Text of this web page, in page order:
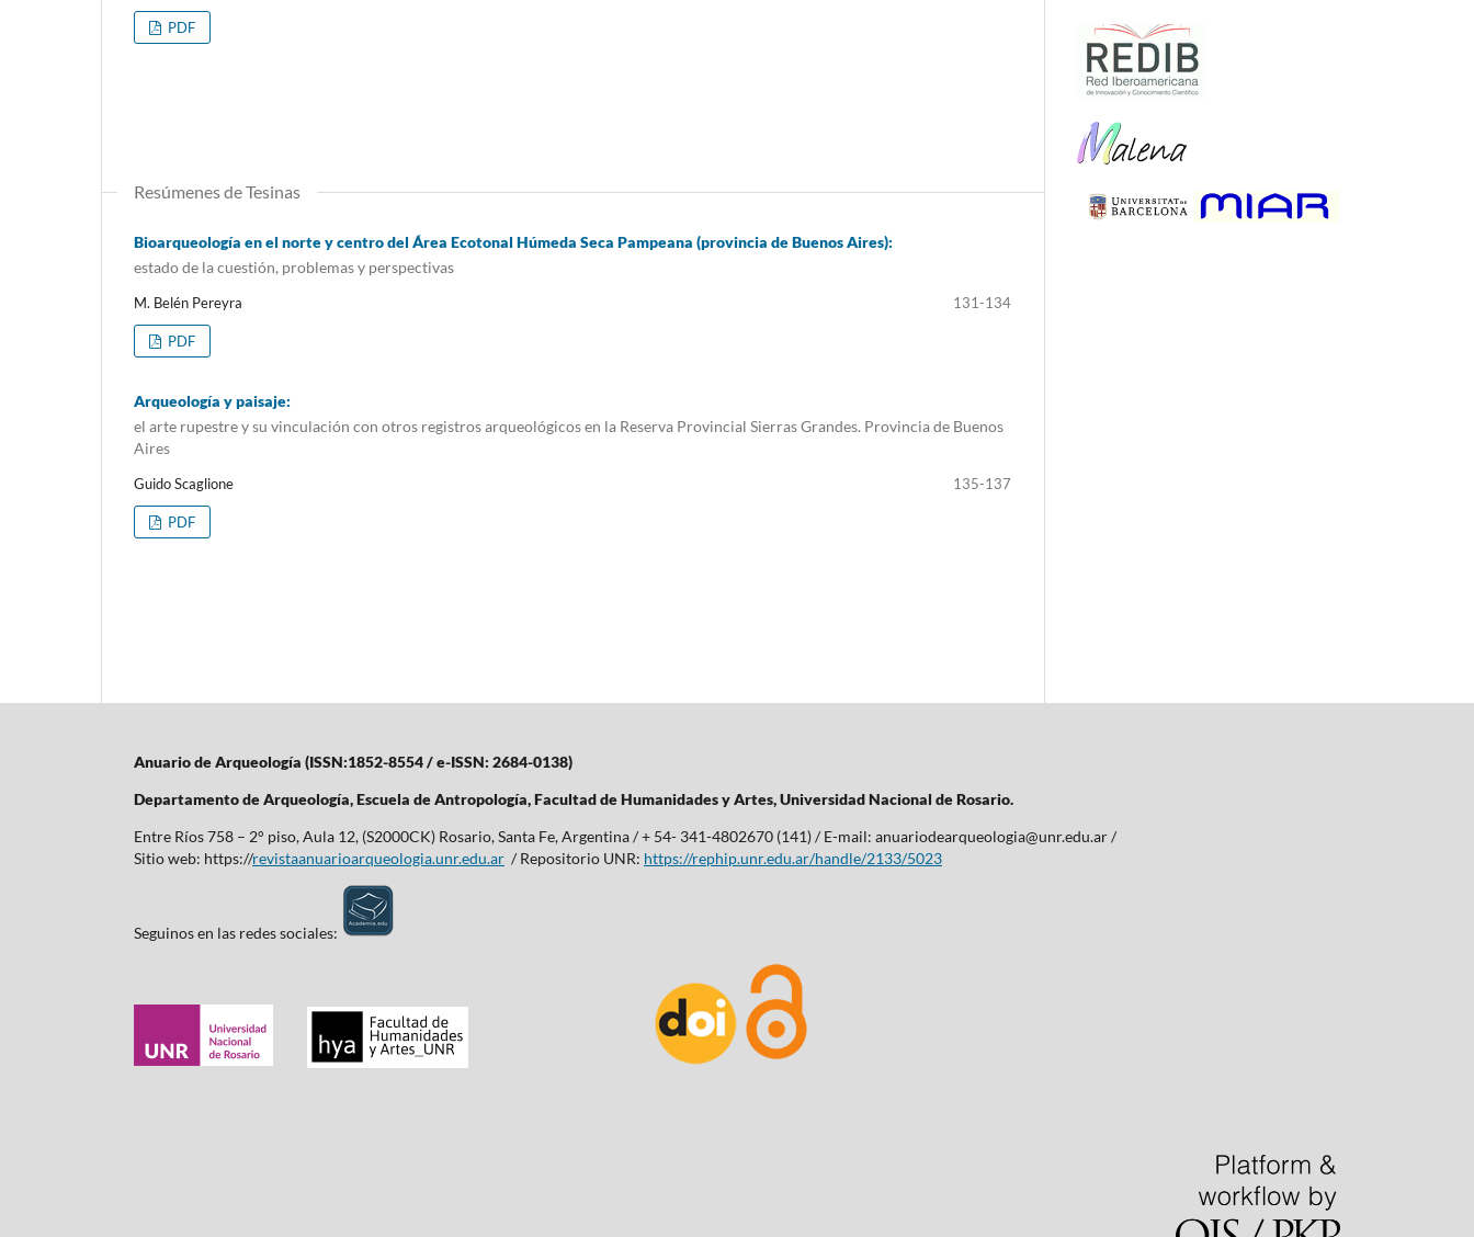
PDF
Resúmenes de Tesinas
Bioarqueología en el norte y centro del Área Ecotonal Húmeda Seca Pampeana (provincia de Buenos Aires):
estado de la cuestión, problemas y perspectivas
M. Belén Pereyra 131-134
PDF
Arqueología y paisaje:
el arte rupestre y su vinculación con otros registros arqueológicos en la Reserva Provincial Sierras Grandes. Provincia de Buenos
Aires
Guido Scaglione 135-137
PDF
Anuario de Arqueología (ISSN:1852-8554 / e-ISSN: 2684-0138)
Departamento de Arqueología,Escuela de Antropología,Facultad de Humanidades y Artes,Universidad Nacional de Rosario.
Entre Ríos 758 – 2° piso, Aula 12, (S2000CK) Rosario, Santa Fe, Argentina / + 54- 341-4802670 (141) / E-mail: anuariodearqueologia@unr.edu.ar /
Sitio web: https://revistaanuarioarqueologia.unr.edu.ar / Repositorio UNR: https://rephip.unr.edu.ar/handle/2133/5023
Seguinos en las redes sociales: